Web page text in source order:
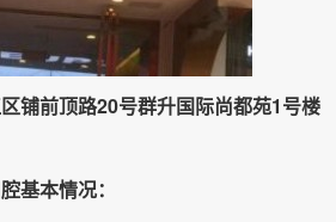
铺前顶路20号群升国际尚都苑1号楼
基本情况：